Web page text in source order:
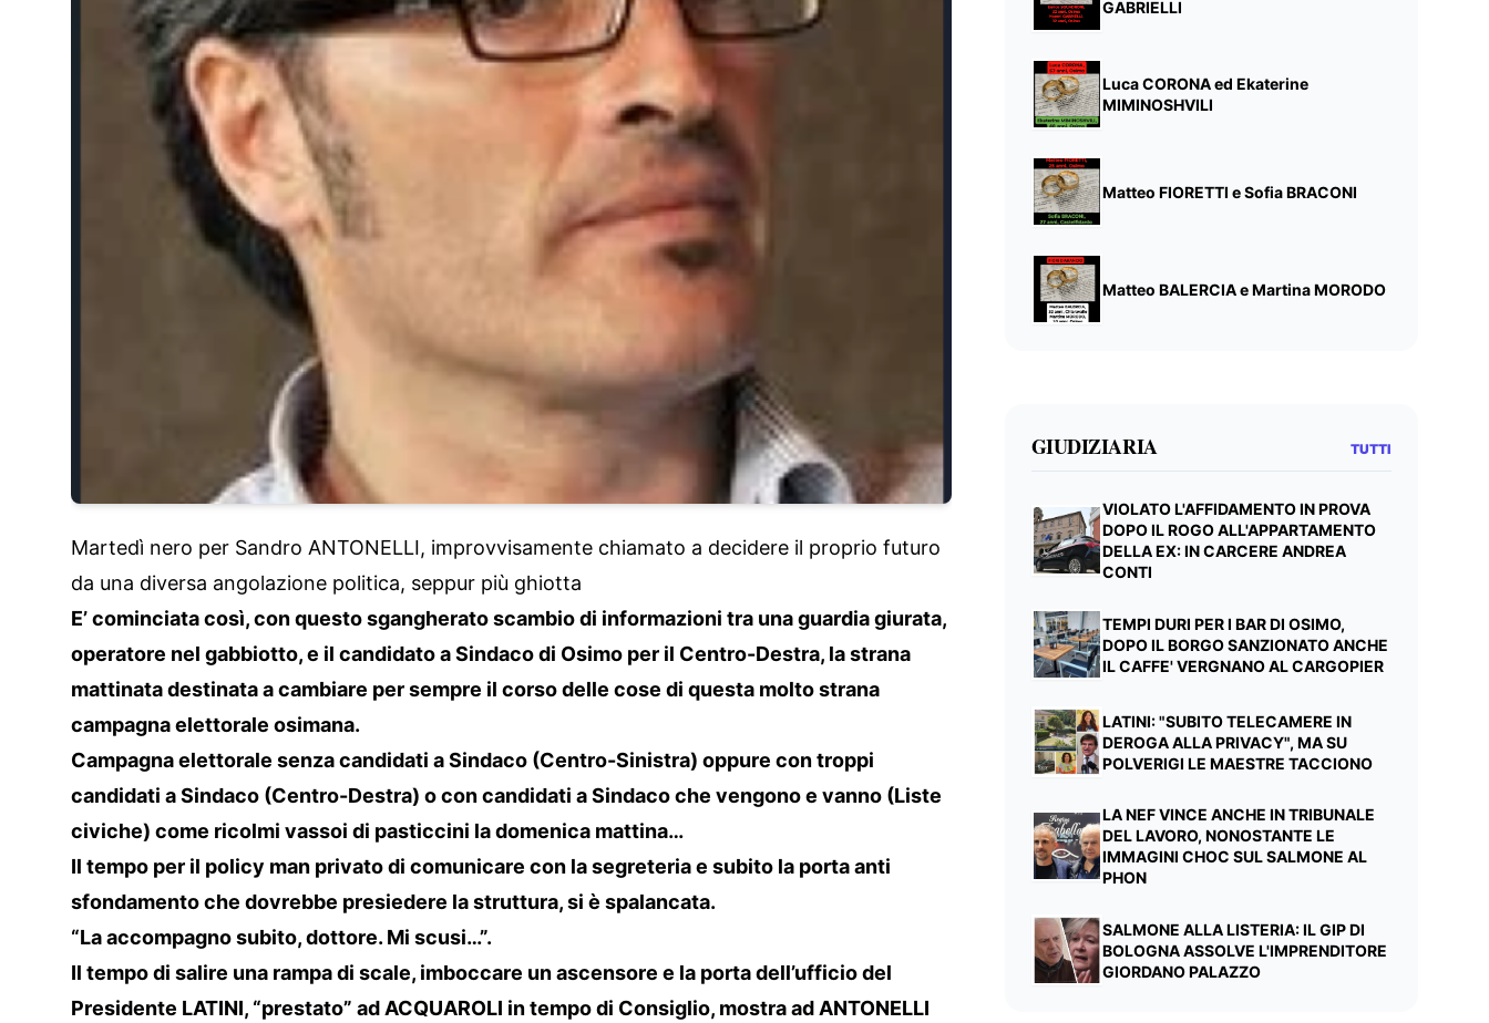
Martedì nero per Sandro ANTONELLI, improvvisamente chiamato a decidere il proprio futuro
da una diversa angolazione politica, seppur più ghiotta
E’ cominciata così, con questo sgangherato scambio di informazioni tra una guardia giurata,
operatore nel gabbiotto, e il candidato a Sindaco di Osimo per il Centro-Destra, la strana
mattinata destinata a cambiare per sempre il corso delle cose di questa molto strana
campagna elettorale osimana.
Campagna elettorale senza candidati a Sindaco (Centro-Sinistra) oppure con troppi
candidati a Sindaco (Centro-Destra) o con candidati a Sindaco che vengono e vanno (Liste
civiche) come ricolmi vassoi di pasticcini la domenica mattina…
Il tempo per il policy man privato di comunicare con la segreteria e subito la porta anti
sfondamento che dovrebbe presiedere la struttura, si è spalancata.
“La accompagno subito, dottore. Mi scusi…”.
Il tempo di salire una rampa di scale, imboccare un ascensore e la porta dell’ufficio del
Presidente LATINI, “prestato” ad ACQUAROLI in tempo di Consiglio, mostra ad ANTONELLI
GABRIELLI
Luca CORONA ed Ekaterine
MIMINOSHVILI
Matteo FIORETTI e Sofia BRACONI
Matteo BALERCIA e Martina MORODO
GIUDIZIARIA TUTTI
VIOLATO L'AFFIDAMENTO IN PROVA
DOPO IL ROGO ALL'APPARTAMENTO
DELLA EX: IN CARCERE ANDREA
CONTI
TEMPI DURI PER I BAR DI OSIMO,
DOPO IL BORGO SANZIONATO ANCHE
IL CAFFE' VERGNANO AL CARGOPIER
LATINI: "SUBITO TELECAMERE IN
DEROGA ALLA PRIVACY", MA SU
POLVERIGI LE MAESTRE TACCIONO
LA NEF VINCE ANCHE IN TRIBUNALE
DEL LAVORO, NONOSTANTE LE
IMMAGINI CHOC SUL SALMONE AL
PHON
SALMONE ALLA LISTERIA: IL GIP DI
BOLOGNA ASSOLVE L'IMPRENDITORE
GIORDANO PALAZZO